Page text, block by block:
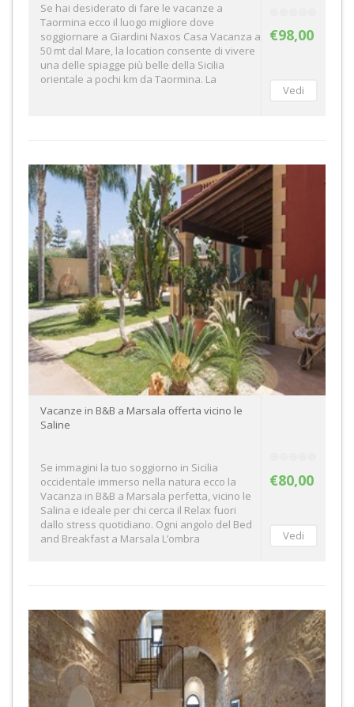
€98,00
Se hai desiderato di fare le vacanze a
Taormina ecco il luogo migliore dove
soggiornare a Giardini Naxos Casa Vacanza a
50 mt dal Mare, la location consente di vivere
una delle spiagge più belle della Sicilia
orientale a pochi km da Taormina. La
€80,00
Vacanze in B&B a Marsala offerta vicino le
Saline
Se immagini la tuo soggiorno in Sicilia
occidentale immerso nella natura ecco la
Vacanza in B&B a Marsala perfetta, vicino le
Salina e ideale per chi cerca il Relax fuori
dallo stress quotidiano. Ogni angolo del Bed
and Breakfast a Marsala L’ombra